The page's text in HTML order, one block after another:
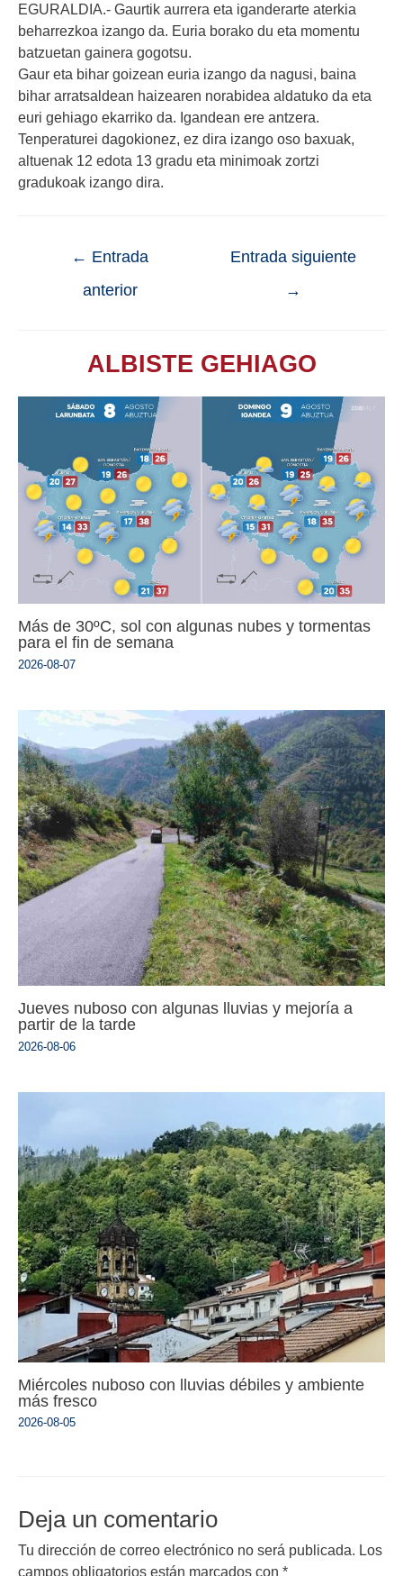
EGURALDIA.- Gaurtik aurrera eta iganderarte aterkia
beharrezkoa izango da. Euria borako du eta momentu
batzuetan gainera gogotsu.
Gaur eta bihar goizean euria izango da nagusi, baina
bihar arratsaldean haizearen norabidea aldatuko da eta
euri gehiago ekarriko da. Igandean ere antzera.
Tenperaturei dagokionez, ez dira izango oso baxuak,
altuenak 12 edota 13 gradu eta minimoak zortzi
gradukoak izango dira.
← Entrada
anterior
Entrada siguiente
→
ALBISTE GEHIAGO
Más de 30ºC, sol con algunas nubes y tormentas
para el fin de semana
2026-08-07
Jueves nuboso con algunas lluvias y mejoría a
partir de la tarde
2026-08-06
Miércoles nuboso con lluvias débiles y ambiente
más fresco
2026-08-05
Deja un comentario
Tu dirección de correo electrónico no será publicada. Los
campos obligatorios están marcados con *